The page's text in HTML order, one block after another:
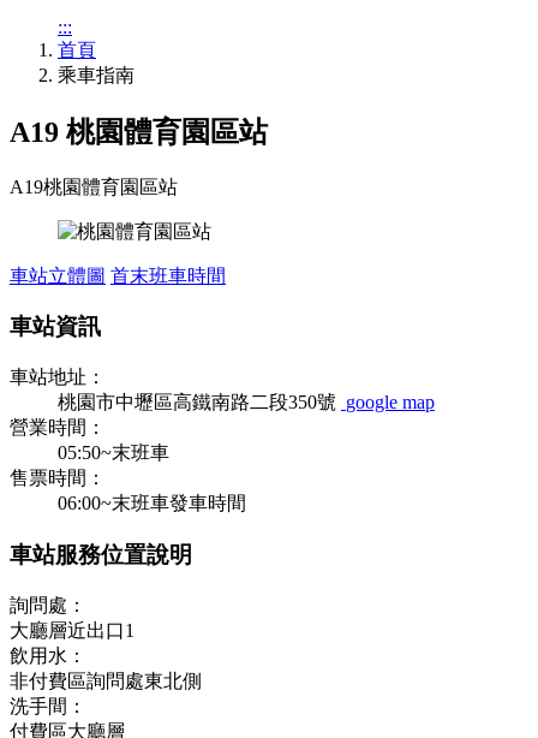
:::
首頁
乘車指南
A19 桃園體育園區站
A19桃園體育園區站
車站立體圖 首末班車時間
車站資訊
車站地址：
桃園市中壢區高鐵南路二段350號 google map
營業時間：
05:50~末班車
售票時間：
06:00~末班車發車時間
車站服務位置說明
詢問處：
大廳層近出口1
飲用水：
非付費區詢問處東北側
洗手間：
付費區大廳層